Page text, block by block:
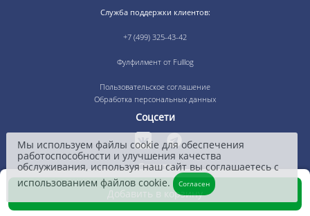
Добавить в корзину
Служба поддержки клиентов:
+7 (499) 325-43-42
Фулфилмент от Fulllog
Пользовательское соглашение
Обработка персональных данных
Соцсети
Оплата
Мы используем файлы cookie для обеспечения
работоспособности и улучшения качества
обслуживания, используя наш сайт вы соглашаетесь с
использованием файлов cookie.
Согласен